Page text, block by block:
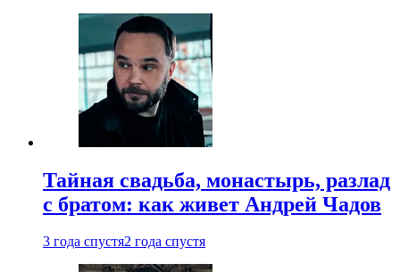
Тайная свадьба, монастырь, разлад
с братом: как живет Андрей Чадов
3 года спустя2 года спустя